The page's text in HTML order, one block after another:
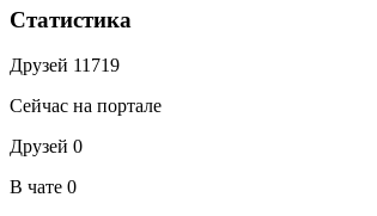
Статистика
Друзей 11719
Сейчас на портале
Друзей 0
В чате 0